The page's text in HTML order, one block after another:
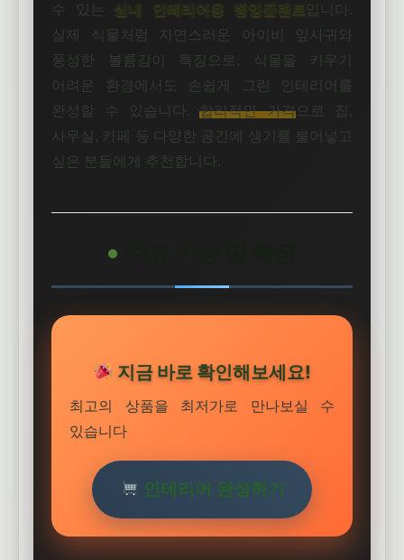
수 있는 실내 인테리어용 행잉플랜트 입니다.
실제 식물처럼 자연스러운 아이비 잎사귀와
풍성한 볼륨감이 특징으로, 식물을 키우기
어려운 환경에서도 손쉽게 그린 인테리어를
완성할 수 있습니다.합리적인 가격으로 집,
사무실, 카페 등 다양한 공간에 생기를 불어넣고
싶은 분들에게 추천합니다.
지금 바로 확인해보세요!
최고의 상품을 최저가로 만나보실 수
있습니다
인테리어 완성하기